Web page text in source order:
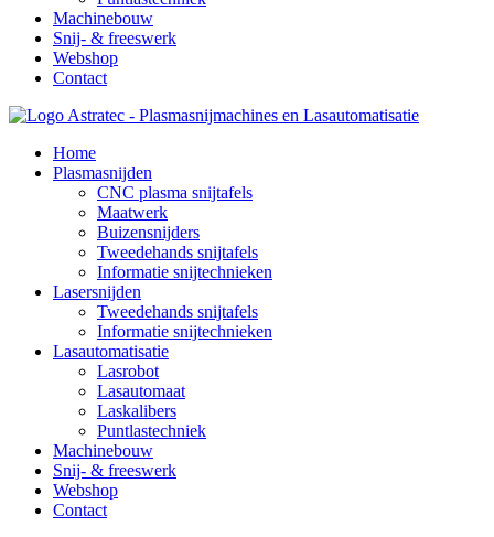
Machinebouw
Snij- & freeswerk
Webshop
Contact
Home
Plasmasnijden
CNC plasma snijtafels
Maatwerk
Buizensnijders
Tweedehands snijtafels
Informatie snijtechnieken
Lasersnijden
Tweedehands snijtafels
Informatie snijtechnieken
Lasautomatisatie
Lasrobot
Lasautomaat
Laskalibers
Puntlastechniek
Machinebouw
Snij- & freeswerk
Webshop
Contact